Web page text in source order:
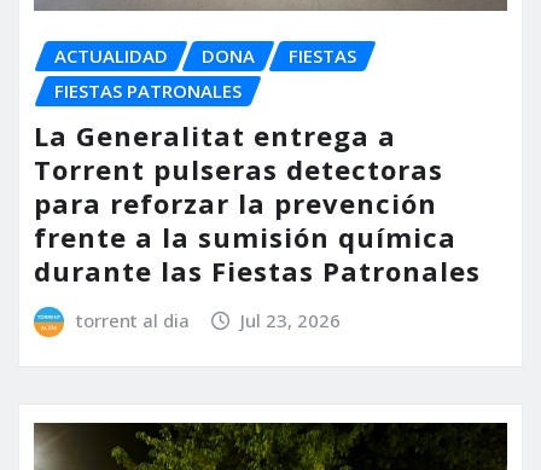
ACTUALIDAD DONA
FIESTAS
FIESTAS PATRONALES
La Generalitat entrega a
Torrent pulseras detectoras
para reforzar la prevención
frente a la sumisión química
durante las Fiestas Patronales
torrent al dia Jul 23, 2026